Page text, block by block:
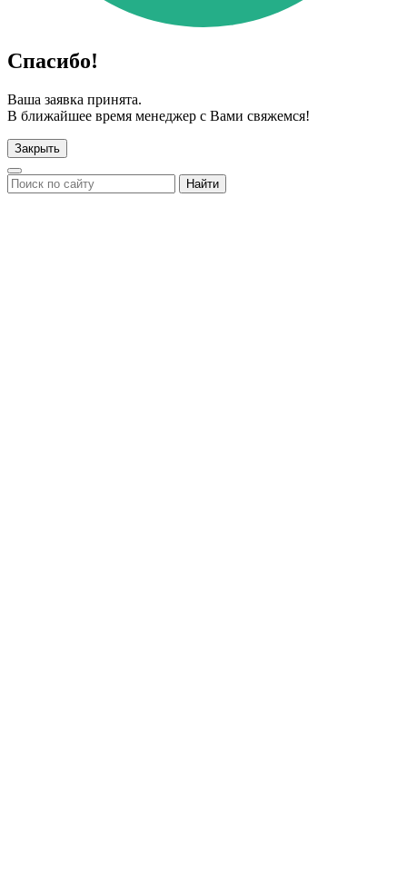
Спасибо!
Ваша заявка принята.
В ближайшее время менеджер с Вами свяжемся!
Закрыть
Найти